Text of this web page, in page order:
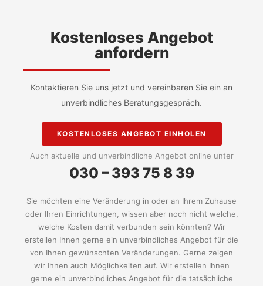
Kostenloses Angebot
anfordern
Kontaktieren Sie uns jetzt und vereinbaren Sie ein an
unverbindliches Beratungsgespräch.
KOSTENLOSES ANGEBOT EINHOLEN
Auch aktuelle und unverbindliche Angebot online unter
030 – 393 75 8 39
Sie möchten eine Veränderung in oder an Ihrem Zuhause
oder Ihren Einrichtungen, wissen aber noch nicht welche,
welche Kosten damit verbunden sein könnten? Wir
erstellen Ihnen gerne ein unverbindliches Angebot für die
von Ihnen gewünschten Veränderungen. Gerne zeigen
wir Ihnen auch Möglichkeiten auf. Wir erstellen Ihnen
gerne ein unverbindliches Angebot für die tatsächliche